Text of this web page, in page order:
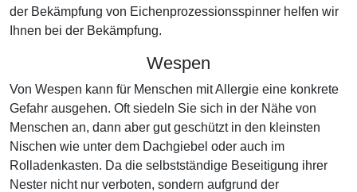
der Bekämpfung von Eichenprozessionsspinner helfen wir
Ihnen bei der Bekämpfung.
Wespen
Von Wespen kann für Menschen mit Allergie eine konkrete
Gefahr ausgehen. Oft siedeln Sie sich in der Nähe von
Menschen an, dann aber gut geschützt in den kleinsten
Nischen wie unter dem Dachgiebel oder auch im
Rolladenkasten. Da die selbstständige Beseitigung ihrer
Nester nicht nur verboten, sondern aufgrund der